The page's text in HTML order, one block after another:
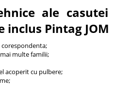
ale
Pintag JOM
multe familii;
acoperit cu pulbere;